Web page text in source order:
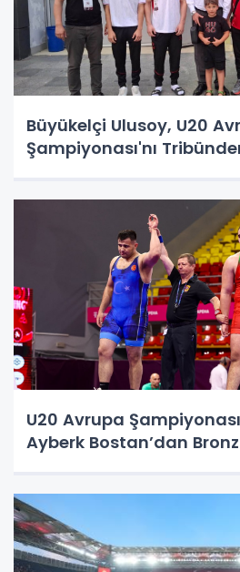
Büyükelçi Ulusoy, U20
Şampiyonası'nı
U20 Avrupa
Ayberk Bostan’dan